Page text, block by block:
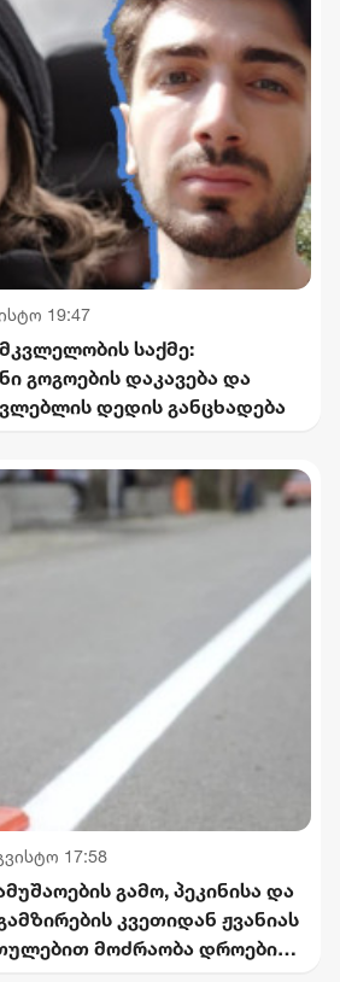
19:47
საქმე:
გოგოების დაკავება და
დედის განცხადება
17:58
გამო, პეკინისა და
კვეთიდან ჟვანიას
მოძრაობა დროებით